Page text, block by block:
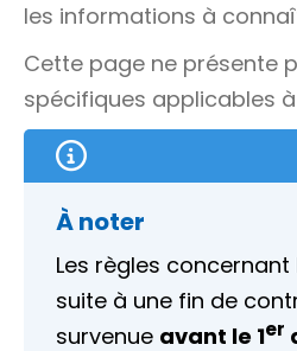
les informations à
Cette page ne présente
spécifiques applicables
À noter
Les règles concernant
suite à une fin de
survenue avant le 1er